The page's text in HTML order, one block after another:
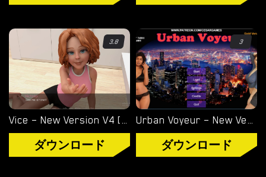
3.8
Vice – New Version V4 [Storyteller97]
ダウンロード
3
Urban Voyeur – New Version 1.0.0 (Full Game) [Cesar Games]
ダウンロード